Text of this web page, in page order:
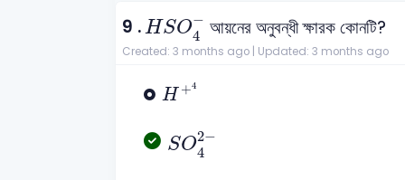
9 .HSO−
4
HSO4- আয়নের অনুবন্ধী ক্ষারক কোনটি?
Created: 3 months ago | Updated: 3 months ago
H +4
H+4
SO2−
4
SO42